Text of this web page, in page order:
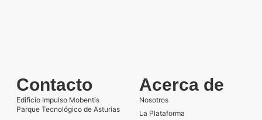
Contacto
Edificio Impulso Mobentis
Parque Tecnológico de Asturias
Acerca de
Nosotros
La Plataforma